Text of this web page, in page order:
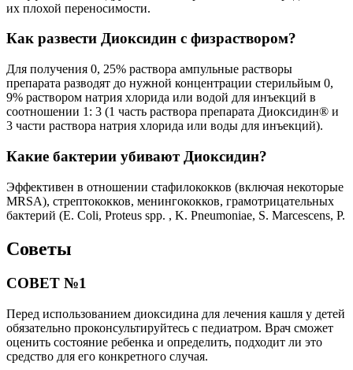
их плохой переносимости.
Как развести Диоксидин с физраствором?
Для получения 0, 25% раствора ампульные растворы
препарата разводят до нужной концентрации стерильйым 0,
9% раствором натрия хлорида или водой для инъекций в
соотношении 1: 3 (1 часть раствора препарата Диоксидин® и
3 части раствора натрия хлорида или воды для инъекций).
Какие бактерии убивают Диоксидин?
Эффективен в отношении стафилококков (включая некоторые
MRSA), стрептококков, менингококков, грамотрицательных
бактерий (Е. Coli, Proteus spp. , K. Pneumoniae, S. Marcescens, P.
Советы
СОВЕТ №1
Перед использованием диоксидина для лечения кашля у детей
обязательно проконсультируйтесь с педиатром. Врач сможет
оценить состояние ребенка и определить, подходит ли это
средство для его конкретного случая.